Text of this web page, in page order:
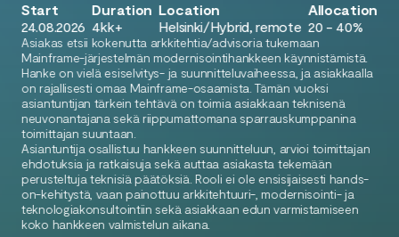
Start
24.08.2026
Duration
4kk+
Location
Helsinki/Hybrid, remote
Allocation
20 - 40%
Asiakas etsii kokenutta arkkitehtia/advisoria tukemaan
Mainframe-järjestelmän modernisointihankkeen käynnistämistä.
Hanke on vielä esiselvitys- ja suunnitteluvaiheessa, ja asiakkaalla
on rajallisesti omaa Mainframe-osaamista. Tämän vuoksi
asiantuntijan tärkein tehtävä on toimia asiakkaan teknisenä
neuvonantajana sekä riippumattomana sparrauskumppanina
toimittajan suuntaan.
Asiantuntija osallistuu hankkeen suunnitteluun, arvioi toimittajan
ehdotuksia ja ratkaisuja sekä auttaa asiakasta tekemään
perusteltuja teknisiä päätöksiä. Rooli ei ole ensisijaisesti hands-
on-kehitystä, vaan painottuu arkkitehtuuri-, modernisointi- ja
teknologiakonsultointiin sekä asiakkaan edun varmistamiseen
koko hankkeen valmistelun aikana.